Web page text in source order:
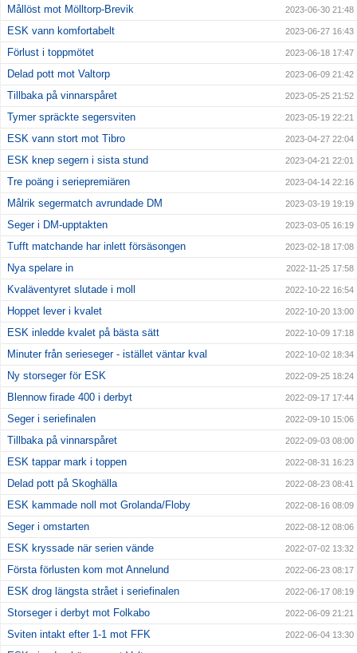
Mållöst mot Mölltorp-Brevik 2023-06-30 21:48
ESK vann komfortabelt 2023-06-27 16:43
Förlust i toppmötet 2023-06-18 17:47
Delad pott mot Valtorp 2023-06-09 21:42
Tillbaka på vinnarspåret 2023-05-25 21:52
Tymer spräckte segersviten 2023-05-19 22:21
ESK vann stort mot Tibro 2023-04-27 22:04
ESK knep segern i sista stund 2023-04-21 22:01
Tre poäng i seriepremiären 2023-04-14 22:16
Målrik segermatch avrundade DM 2023-03-19 19:19
Seger i DM-upptakten 2023-03-05 16:19
Tufft matchande har inlett försäsongen 2023-02-18 17:08
Nya spelare in 2022-11-25 17:58
Kvaläventyret slutade i moll 2022-10-22 16:54
Hoppet lever i kvalet 2022-10-20 13:00
ESK inledde kvalet på bästa sätt 2022-10-09 17:18
Minuter från serieseger - istället väntar kval 2022-10-02 18:34
Ny storseger för ESK 2022-09-25 18:24
Blennow firade 400 i derbyt 2022-09-17 17:44
Seger i seriefinalen 2022-09-10 15:06
Tillbaka på vinnarspåret 2022-09-03 08:00
ESK tappar mark i toppen 2022-08-31 16:23
Delad pott på Skoghälla 2022-08-23 08:41
ESK kammade noll mot Grolanda/Floby 2022-08-16 08:09
Seger i omstarten 2022-08-12 08:06
ESK kryssade när serien vände 2022-07-02 13:32
Första förlusten kom mot Annelund 2022-06-23 08:17
ESK drog längsta strået i seriefinalen 2022-06-17 08:19
Storseger i derbyt mot Folkabo 2022-06-09 21:21
Sviten intakt efter 1-1 mot FFK 2022-06-04 13:30